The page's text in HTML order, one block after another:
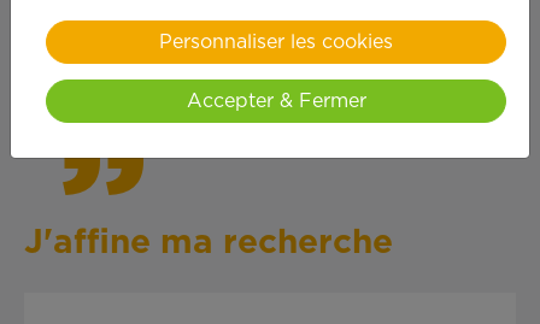
quand on y met du
cœur !
J'affine ma recherche
Personnaliser les cookies
Accepter & Fermer